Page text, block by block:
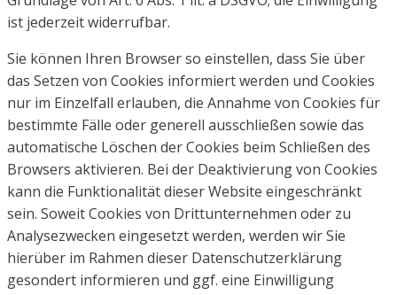
ist jederzeit widerrufbar.
Sie können Ihren Browser so einstellen, dass Sie über
das Setzen von Cookies informiert werden und Cookies
nur im Einzelfall erlauben, die Annahme von Cookies für
bestimmte Fälle oder generell ausschließen sowie das
automatische Löschen der Cookies beim Schließen des
Browsers aktivieren. Bei der Deaktivierung von Cookies
kann die Funktionalität dieser Website eingeschränkt
sein. Soweit Cookies von Drittunternehmen oder zu
Analysezwecken eingesetzt werden, werden wir Sie
hierüber im Rahmen dieser Datenschutzerklärung
gesondert informieren und ggf. eine Einwilligung